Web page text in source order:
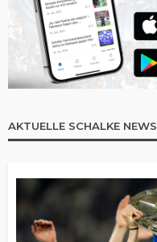
AKTUELLE SCHALKE NEWS